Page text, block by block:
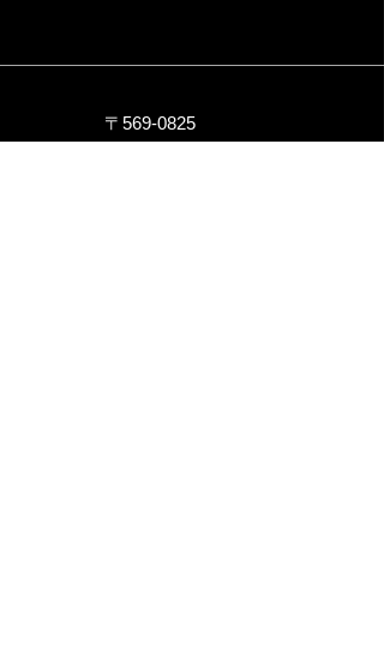
〒569-0825